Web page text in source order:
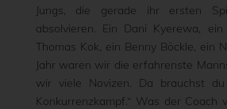
Jungs, die gerade ihr ersten
absolvieren. Ein Dani Kyerewa,
Thomas Kok, ein Benny Böckle, ein
Jahr waren wir die erfahrenste
wir viele Novizen. Da brauchst
Konkurrenzkampf.“ Was der Coach